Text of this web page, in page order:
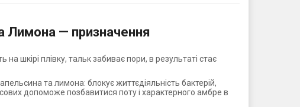
Лимона — призначення
шкірі плівку, тальк забиває пори, в результаті стає
та лимона: блокує життєдіяльність бактерій,
допоможе позбавитися поту і характерного амбре в